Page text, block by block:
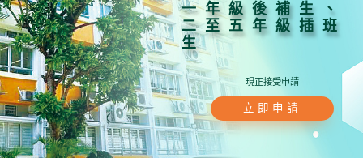
一年級後補生、
二至五年級插班
生
現正接受申請
立即申請